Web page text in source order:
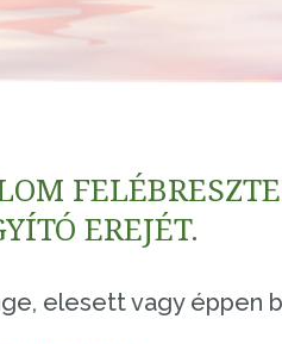
EREJÉT.
elesett vagy éppen